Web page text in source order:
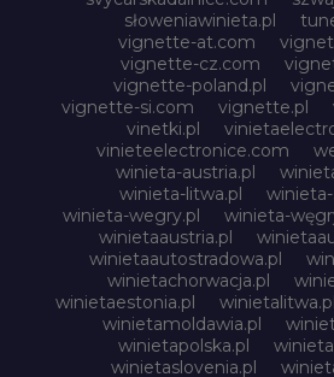
słoweniawinieta.pl
vignette-at.com
vignette-cz.com
vignette-poland.pl
vignette-si.com
vignette.pl
vinetki.pl
vinieteelectronice.com
winieta-austria.pl
winieta-litwa.pl
winieta-
winieta-wegry.pl
winieta-
winietaaustria.pl
winietaautostradowa.pl
winietachorwacja.pl
winietaestonia.pl
winietalitwa.pl
winietamoldawia.pl
winietapolska.pl
winietaslovenia.pl